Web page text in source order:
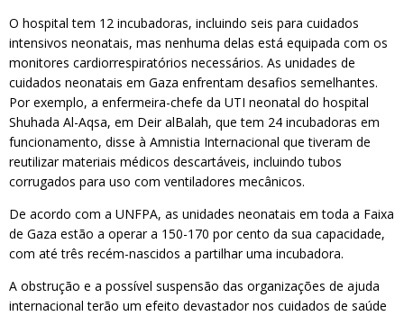
O hospital tem 12 incubadoras, incluindo seis para cuidados
intensivos neonatais, mas nenhuma delas está equipada com os
monitores cardiorrespiratórios necessários. As unidades de
cuidados neonatais em Gaza enfrentam desafios semelhantes.
Por exemplo, a enfermeira-chefe da UTI neonatal do hospital
Shuhada Al-Aqsa, em Deir alBalah, que tem 24 incubadoras em
funcionamento, disse à Amnistia Internacional que tiveram de
reutilizar materiais médicos descartáveis, incluindo tubos
corrugados para uso com ventiladores mecânicos.
De acordo com a UNFPA, as unidades neonatais em toda a Faixa
de Gaza estão a operar a 150-170 por cento da sua capacidade,
com até três recém-nascidos a partilhar uma incubadora.
A obstrução e a possível suspensão das organizações de ajuda
internacional terão um efeito devastador nos cuidados de saúde